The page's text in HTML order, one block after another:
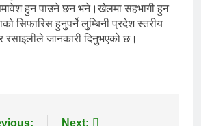
हुन पाउने छन भने।खेलमा सहभागी हुन
सिफारिस हुनुपर्ने लुम्बिनी प्रदेश स्तरीय
रसाइलीले जानकारी दिनुभएको छ।
Next: